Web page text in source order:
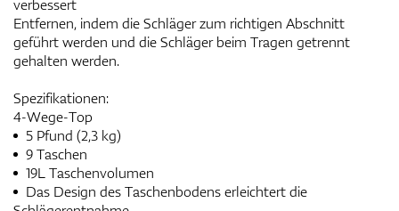
verbessert
Entfernen, indem die Schläger zum richtigen Abschnitt
geführt werden und die Schläger beim Tragen getrennt
gehalten werden.
Spezifikationen:
4-Wege-Top
5 Pfund (2,3 kg)
9 Taschen
19L Taschenvolumen
Das Design des Taschenbodens erleichtert die